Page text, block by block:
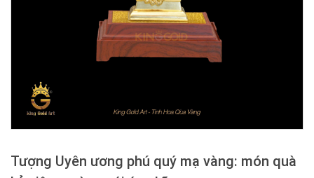
Tượng Uyên ương phú quý mạ vàng: món quà